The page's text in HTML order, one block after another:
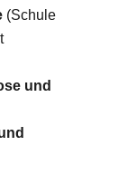
(Schule
und